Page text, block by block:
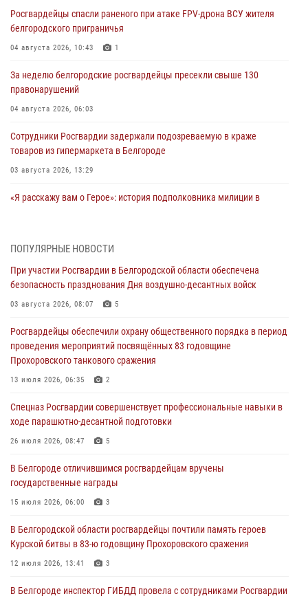
Росгвардейцы спасли раненого при атаке FPV-дрона ВСУ жителя
белгородского приграничья
04 августа 2026, 10:43 1
За неделю белгородские росгвардейцы пресекли свыше 130
правонарушений
04 августа 2026, 06:03
Сотрудники Росгвардии задержали подозреваемую в краже
товаров из гипермаркета в Белгороде
03 августа 2026, 13:29
«Я расскажу вам о Герое»: история подполковника милиции в
сборов «Армата» в Белгородской области
03 августа 2026, 10:12
безопасность празднования Дня воздушно-десантных войск
03 августа 2026, 08:07
«Росгвардия. Вехи истории»: специальные моторизованные части
02 августа 2026, 07:10 1
Росгвардейцы оказали помощь пострадавшему в результате атаки
01 августа 2026, 16:43
ПОПУЛЯРНЫЕ НОВОСТИ
При участии Росгвардии в Белгородской области обеспечена
безопасность празднования Дня воздушно-десантных войск
03 августа 2026, 08:07 5
Росгвардейцы обеспечили охрану общественного порядка в период
проведения мероприятий посвящённых 83 годовщине
Прохоровского танкового сражения
13 июля 2026, 06:35 2
Спецназ Росгвардии совершенствует профессиональные навыки в
ходе парашютно-десантной подготовки
26 июля 2026, 08:47 5
В Белгороде отличившимся росгвардейцам вручены
государственные награды
15 июля 2026, 06:00 3
В Белгородской области росгвардейцы почтили память героев
Курской битвы в 83-ю годовщину Прохоровского сражения
12 июля 2026, 13:41 3
В Белгороде инспектор ГИБДД провела с сотрудниками Росгвардии